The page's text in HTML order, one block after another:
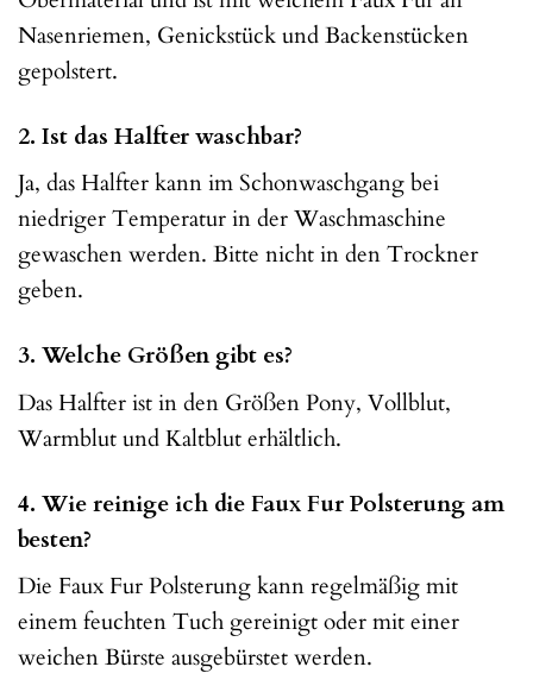
Nasenriemen, Genickstück und Backenstücken
gepolstert.
2. Ist das Halfter waschbar?
Ja, das Halfter kann im Schonwaschgang bei
niedriger Temperatur in der Waschmaschine
gewaschen werden. Bitte nicht in den Trockner
geben.
3. Welche Größen gibt es?
Das Halfter ist in den Größen Pony, Vollblut,
Warmblut und Kaltblut erhältlich.
4. Wie reinige ich die Faux Fur Polsterung am
besten?
Die Faux Fur Polsterung kann regelmäßig mit
einem feuchten Tuch gereinigt oder mit einer
weichen Bürste ausgebürstet werden.